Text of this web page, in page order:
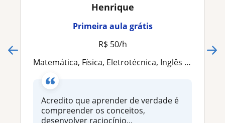
Henrique
Primeira aula grátis
R$ 50/h
Matemática, Física, Eletrotécnica, Inglês ou Programação? Eu te ajudo a entender =)
Acredito que aprender de verdade é
compreender os conceitos,
desenvolver raciocínio...